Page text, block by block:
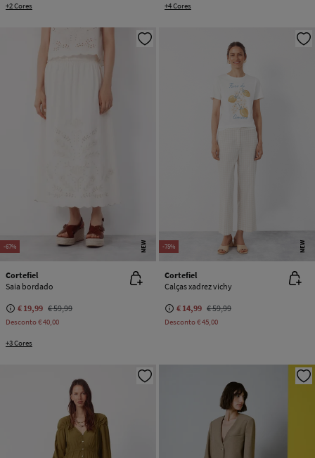
+2 Cores +4 Cores
-67% NEW
Cortefiel
Saia bordado
€ 19,99 € 59,99
Desconto€ 40,00
+3 Cores
-75% NEW
Cortefiel
Calças xadrez vichy
€ 14,99 € 59,99
Desconto€ 45,00